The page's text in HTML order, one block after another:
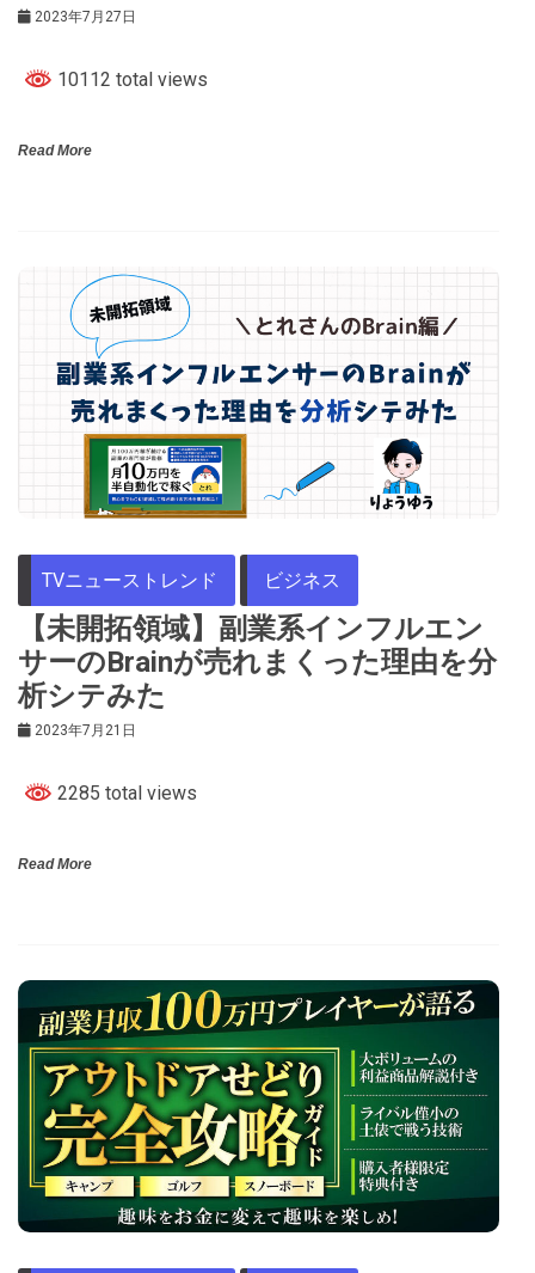
2023年7月27日
10112 total views
Read More
TVニューストレンド ビジネス
【未開拓領域】副業系インフルエン
サーのBrainが売れまくった理由を分
析シテみた
2023年7月21日
2285 total views
Read More